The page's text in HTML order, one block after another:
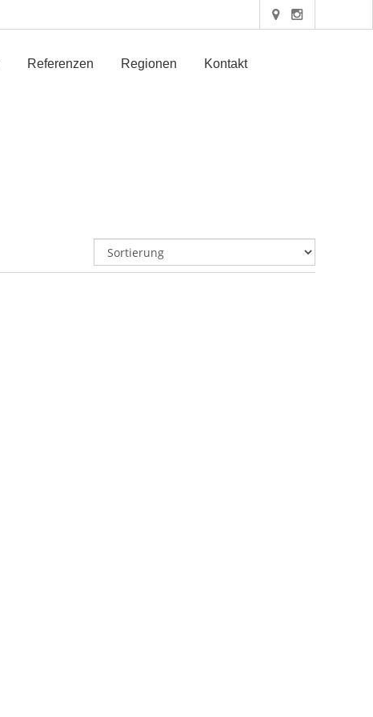
Referenzen Regionen Kontakt